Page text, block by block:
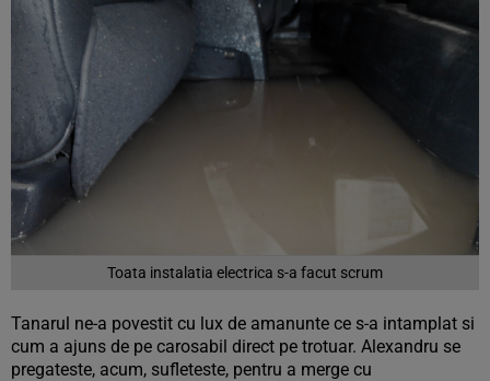
Toata instalatia electrica s-a facut scrum
Tanarul ne-a povestit cu lux de amanunte ce s-a intamplat si
cum a ajuns de pe carosabil direct pe trotuar. Alexandru se
pregateste, acum, sufleteste, pentru a merge cu